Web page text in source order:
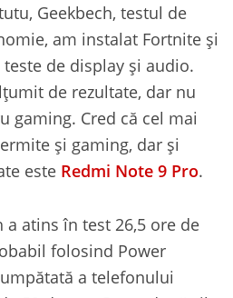
Geekbech, testul de
am instalat Fortnite și
de display și audio.
de rezultate, dar nu
gaming. Cred că cel mai
și gaming, dar și
este Redmi Note 9 Pro.
a atins în test 26,5 ore de
folosind Power
a telefonului